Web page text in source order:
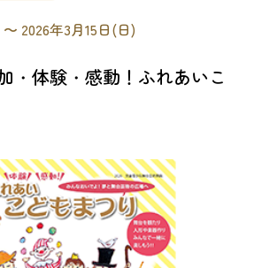
2026年3月15日(日)
・体験・感動！ふれあいこ